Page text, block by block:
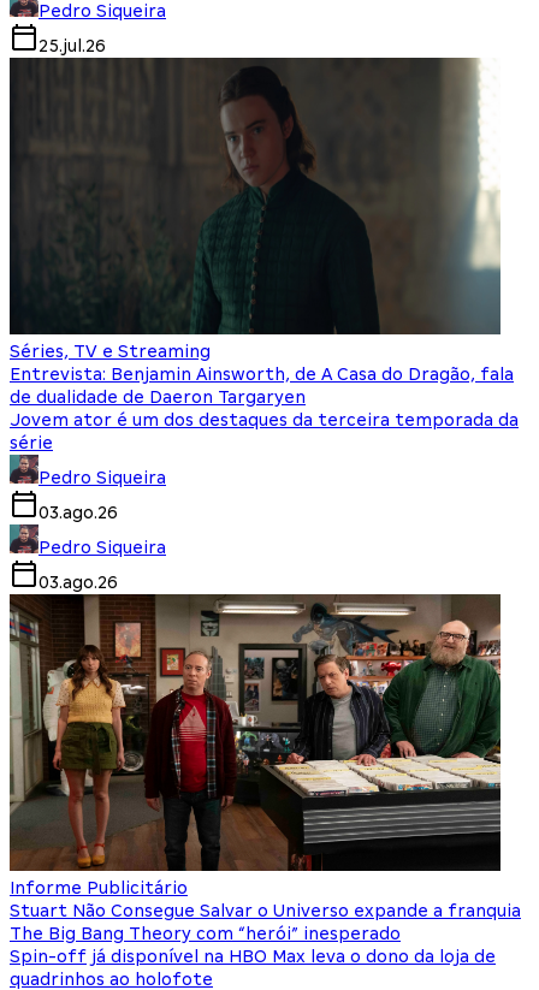
Pedro Siqueira
25.jul.26
Séries, TV e Streaming
Entrevista: Benjamin Ainsworth, de A Casa do Dragão, fala
de dualidade de Daeron Targaryen
Jovem ator é um dos destaques da terceira temporada da
série
Pedro Siqueira
03.ago.26
Pedro Siqueira
03.ago.26
Informe Publicitário
Stuart Não Consegue Salvar o Universo expande a franquia
The Big Bang Theory com “herói” inesperado
Spin-off já disponível na HBO Max leva o dono da loja de
quadrinhos ao holofote